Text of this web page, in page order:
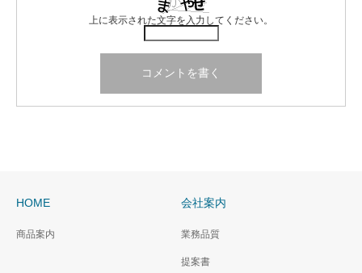
上に表示された文字を入力してください。
HOME
商品案内
会社案内
業務品質
提案書